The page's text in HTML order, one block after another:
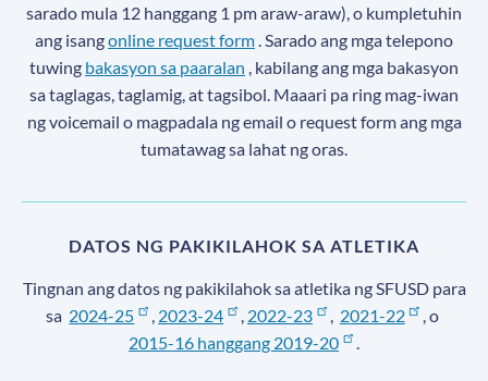
sarado mula 12 hanggang 1 pm araw-araw), o kumpletuhin
ang isangonline request form . Sarado ang mga telepono
tuwing bakasyon sa paaralan , kabilang ang mga bakasyon
sa taglagas, taglamig, at tagsibol. Maaari pa ring mag-iwan
ng voicemail o magpadala ng email o request form ang mga
tumatawag sa lahat ng oras.
DATOS NG PAKIKILAHOK SA ATLETIKA
Tingnan ang datos ng pakikilahok sa atletika ng SFUSD para
sa 2024-25 2023-24 2022-23 , 2021-22
, o
2015-16 hanggang 2019-20
.